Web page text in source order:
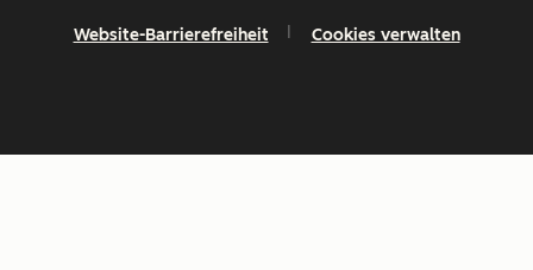
Website-Barrierefreiheit Cookies verwalten